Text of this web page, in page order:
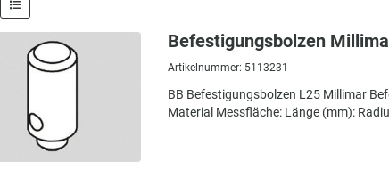
Befestigungsbolzen
Artikelnummer: 5113231
BB Befestigungsbolzen L25 Millimar
Material Messfläche: Länge (mm):